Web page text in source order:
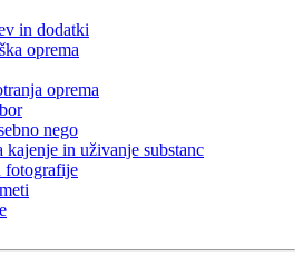
in dodatki
oprema
oprema
nego
kajenje in uživanje substanc
fotografije